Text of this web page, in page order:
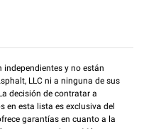
independientes y no están
LLC ni a ninguna de sus
decisión de contratar a
en esta lista es exclusiva del
garantías en cuanto a la